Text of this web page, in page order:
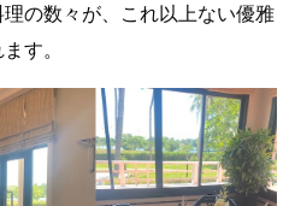
の数々が、これ以上ない優雅
す。